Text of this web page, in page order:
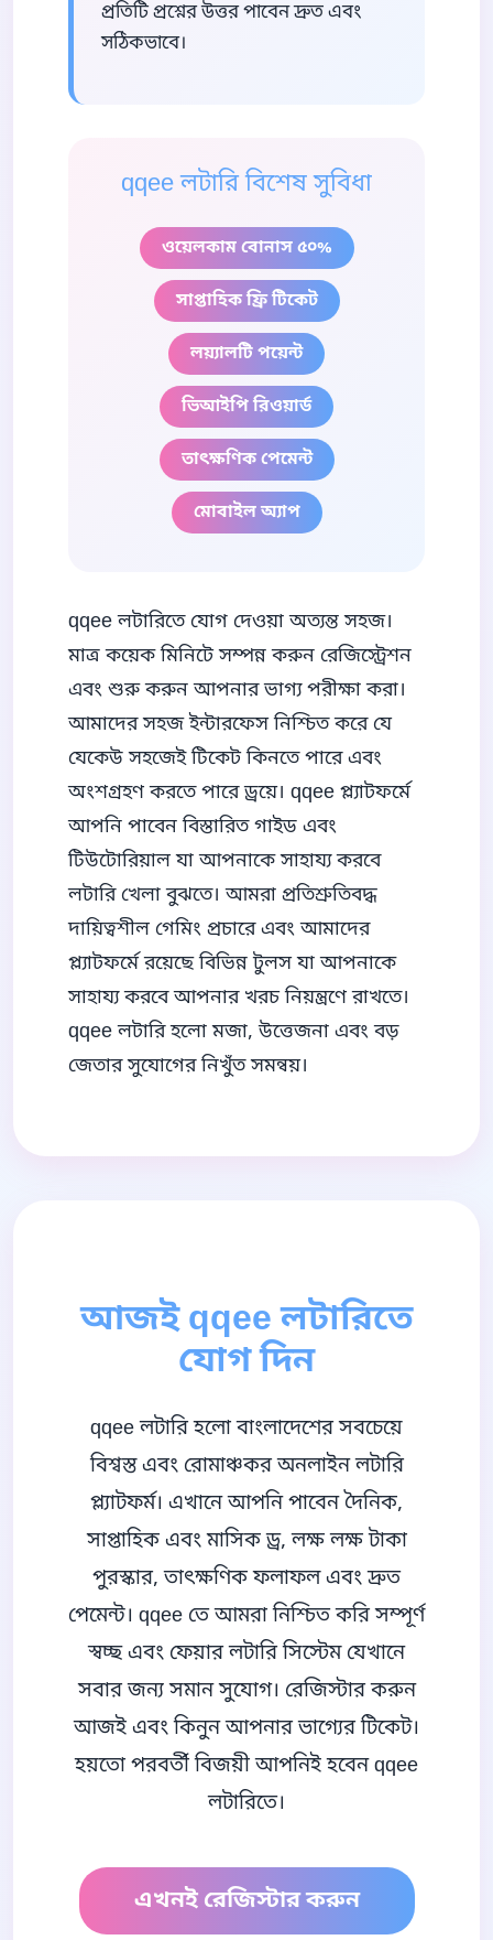
প্রতিটি প্রশ্নের উত্তর পাবেন দ্রুত এবং
সঠিকভাবে।
qqee লটারি বিশেষ সুবিধা
ওয়েলকাম বোনাস ৫০%
সাপ্তাহিক ফ্রি টিকেট
লয়্যালটি পয়েন্ট
ভিআইপি রিওয়ার্ড
তাৎক্ষণিক পেমেন্ট
মোবাইল অ্যাপ
qqee লটারিতে যোগ দেওয়া অত্যন্ত সহজ।
মাত্র কয়েক মিনিটে সম্পন্ন করুন রেজিস্ট্রেশন
এবং শুরু করুন আপনার ভাগ্য পরীক্ষা করা।
আমাদের সহজ ইন্টারফেস নিশ্চিত করে যে
যেকেউ সহজেই টিকেট কিনতে পারে এবং
অংশগ্রহণ করতে পারে ড্রয়ে। qqee প্ল্যাটফর্মে
আপনি পাবেন বিস্তারিত গাইড এবং
টিউটোরিয়াল যা আপনাকে সাহায্য করবে
লটারি খেলা বুঝতে। আমরা প্রতিশ্রুতিবদ্ধ
দায়িত্বশীল গেমিং প্রচারে এবং আমাদের
প্ল্যাটফর্মে রয়েছে বিভিন্ন টুলস যা আপনাকে
সাহায্য করবে আপনার খরচ নিয়ন্ত্রণে রাখতে।
qqee লটারি হলো মজা, উত্তেজনা এবং বড়
জেতার সুযোগের নিখুঁত সমন্বয়।
আজই qqee লটারিতে
যোগ দিন
qqee লটারি হলো বাংলাদেশের সবচেয়ে
বিশ্বস্ত এবং রোমাঞ্চকর অনলাইন লটারি
প্ল্যাটফর্ম। এখানে আপনি পাবেন দৈনিক,
সাপ্তাহিক এবং মাসিক ড্র, লক্ষ লক্ষ টাকা
পুরস্কার, তাৎক্ষণিক ফলাফল এবং দ্রুত
পেমেন্ট। qqee তে আমরা নিশ্চিত করি সম্পূর্ণ
স্বচ্ছ এবং ফেয়ার লটারি সিস্টেম যেখানে
সবার জন্য সমান সুযোগ। রেজিস্টার করুন
আজই এবং কিনুন আপনার ভাগ্যের টিকেট।
হয়তো পরবর্তী বিজয়ী আপনিই হবেন qqee
লটারিতে।
এখনই রেজিস্টার করুন